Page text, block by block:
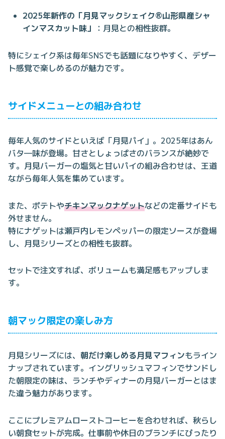
2025年新作の「月見マックシェイク®山形県産シャ
インマスカット味」
：月見との相性抜群。
特にシェイク系は毎年SNSでも話題になりやすく、デザー
ト感覚で楽しめるのが魅力です。
サイドメニューとの組み合わせ
毎年人気のサイドといえば「月見パイ」。2025年はあん
バタ―味が登場。甘さとしょっぱさのバランスが絶妙で
す。月見バーガーの塩気と甘いパイの組み合わせは、王道
ながら毎年人気を集めています。
また、ポテトやチキンマックナゲットなどの定番サイドも
外せません。
特にナゲットは瀬戸内レモンペッパーの限定ソースが登場
し、月見シリーズとの相性も抜群。
セットで注文すれば、ボリュームも満足感もアップしま
す。
朝マック限定の楽しみ方
月見シリーズには、 朝だけ楽しめる月見マフィンもライン
ナップされています。イングリッシュマフィンでサンドし
た朝限定の味は、ランチやディナーの月見バーガーとはま
た違う魅力があります。
ここにプレミアムローストコーヒーを合わせれば、秋らし
い朝食セットが完成。仕事前や休日のブランチにぴったり